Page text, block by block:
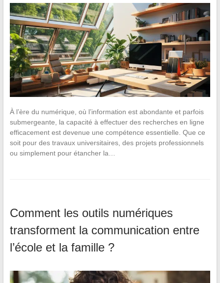
À l’ère du numérique, où l’information est abondante et parfois
submergeante, la capacité à effectuer des recherches en ligne
efficacement est devenue une compétence essentielle. Que ce
soit pour des travaux universitaires, des projets professionnels
ou simplement pour étancher la…
Comment les outils numériques
transforment la communication entre
l’école et la famille ?